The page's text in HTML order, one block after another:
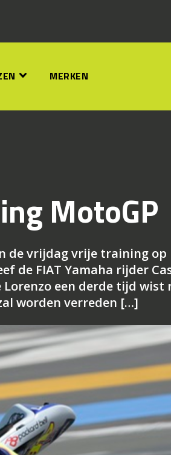
MERKEN
MotoGP
de vrijdag vrije training op
de FIAT Yamaha rijder
een derde tijd wist
worden verreden […]